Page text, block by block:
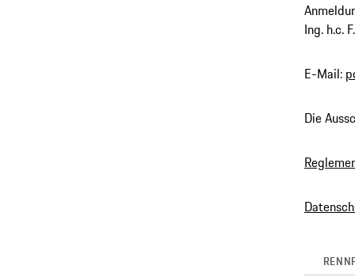
Ing. h.c.
E-Mail:
Die